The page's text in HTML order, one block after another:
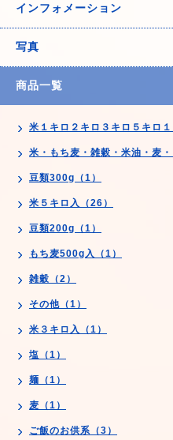
インフォメーション
写真
商品一覧
米１キロ２キロ３キロ５キロ１
米・もち麦・雑穀・米油・麦
豆類300g（1）
米５キロ入（26）
豆類200g（1）
もち麦500g入（1）
雑穀（2）
その他（1）
米３キロ入（1）
塩（1）
麺（1）
麦（1）
ご飯のお供系（3）